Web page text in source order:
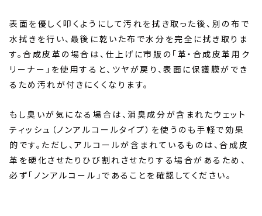
表面を優しく叩くようにして汚れを拭き取った後、別の布で
水拭きを行い、最後に乾いた布で水分を完全に拭き取りま
す。合成皮革の場合は、仕上げに市販の「革・合成皮革用ク
リーナー」を使用すると、ツヤが戻り、表面に保護膜ができ
るため汚れが付きにくくなります。
もし臭いが気になる場合は、消臭成分が含まれたウェット
ティッシュ（ノンアルコールタイプ）を使うのも手軽で効果
的です。ただし、アルコールが含まれているものは、合成皮
革を硬化させたりひび割れさせたりする場合があるため、
必ず「ノンアルコール」であることを確認してください。